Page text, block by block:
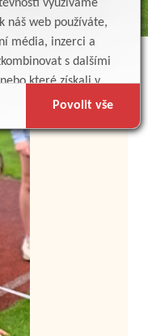
využíváme
náš web používáte,
média, inzerci a
s dalšími
které získali v
Povolit vše